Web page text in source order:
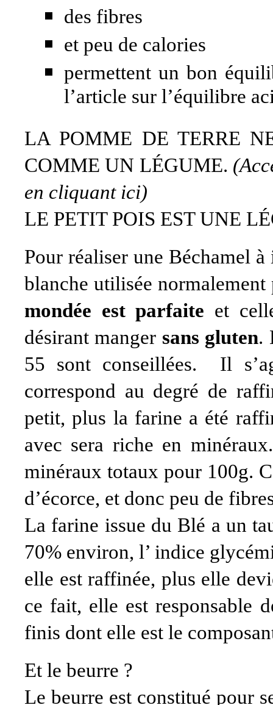
des fibres
et peu de calories
permettent un bon
l’article sur l’équilibre
LA POMME DE TERRE
COMME UN LÉGUME.
en cliquant ici)
LE PETIT POIS EST UNE
Pour réaliser une Béchamel
blanche utilisée
mondée est parfaite et
désirant manger sans gluten.
55 sont conseillées. Il
correspond au degré de
petit, plus la farine a été
avec sera riche en
minéraux totaux pour 100g.
d’écorce, et donc peu de
La farine issue du Blé a un
70% environ, l’ indice
elle est raffinée, plus elle
ce fait, elle est responsable
finis dont elle est le
Et le beurre ?
Le beurre est constitué pour